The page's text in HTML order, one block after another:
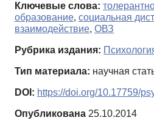
Ключевые слова:
образование, социальная
взаимодействие, ОВЗ
Рубрика издания:
Тип материала: научная
DOI: https://doi.org/10.17759/
Опубликована 25.10.2014